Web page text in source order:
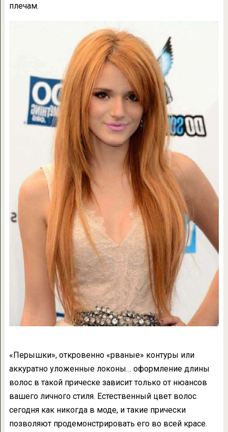
плечам.
«Перышки», откровенно «рваные» контуры или
аккуратно уложенные локоны… оформление длины
волос в такой прическе зависит только от нюансов
вашего личного стиля. Естественный цвет волос
сегодня как никогда в моде, и такие прически
позволяют продемонстрировать его во всей красе.